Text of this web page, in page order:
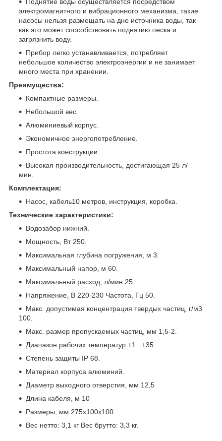
электромагнитного и вибрационного механизма, такие
насосы нельзя размещать на дне источника воды, так
как это может способствовать поднятию песка и
загрязнить воду.
Прибор легко устанавливается, потребляет
небольшое количество электроэнергии и не занимает
много места при хранении.
Преимущества:
Компактные размеры.
Небольшой вес.
Алюминиевый корпус.
Экономичное энергопотребление.
Простота конструкции.
Высокая производительность, достигающая 25 л/
мин.
Комплектация:
Насос, кабель10 метров, инструкция, коробка.
Технические характеристики:
Водозабор нижний.
Мощность, Вт 250.
Максимальная глубина погружения, м 3.
Максимальный напор, м 60.
Максимальный расход, л/мин 25.
Напряжение, В 220-230 Частота, Гц 50.
Макс. допустимая концентрация твердых частиц, г/м3
100.
Макс. размер пропускаемых частиц, мм 1,5-2.
Диапазон рабочих температур +1...+35.
Степень защиты IP 68.
Материал корпуса алюминий.
Диаметр выходного отверстия, мм 12,5
Длина кабеля, м 10
Размеры, мм 275x100x100.
Вес нетто: 3,1 кг Вес брутто: 3,3 кг.